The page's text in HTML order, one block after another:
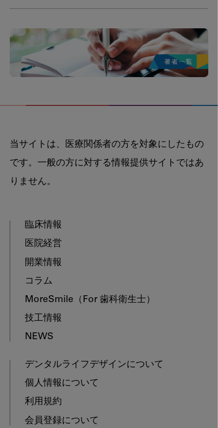
当サイトは、医療関係者の方を対象にしたもの
です。一般の方に対する情報提供サイトではあ
りません。
臨床情報
医院経営
開業情報
コラム
MoreSmile （For 歯科衛生士）
技工情報
NEWS
デンタルライフデザインについて
個人情報について
利用規約
会員登録について